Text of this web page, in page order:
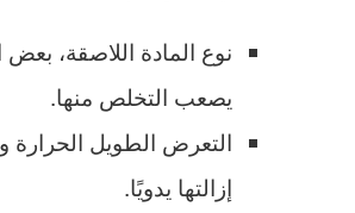
نوع المادة اللاصقة،
يصعب التخلص منها.
التعرض الطويل الحرارة
إزالتها يدويًا.